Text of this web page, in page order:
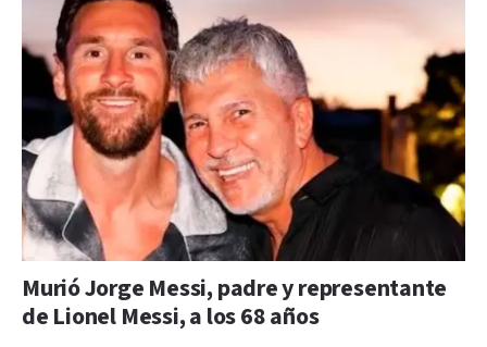
Murió Jorge Messi, padre y representante
de Lionel Messi, a los 68 años